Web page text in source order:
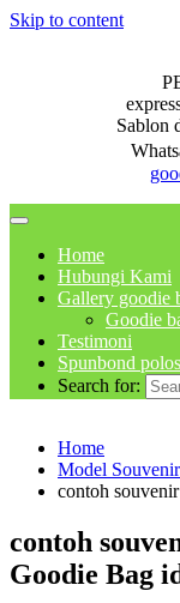
Skip to content
Sablon
Home
Hubungi Kami
Gallery goodie
Goodie
Testimoni
Spunbond polos
Search for:
Home
Model
contoh
contoh
Goodie Bag